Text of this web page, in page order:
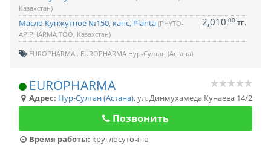
Казахстан)
Масло Кунжутное №150, капс, Planta (PHYTO-
APIPHARMA ТОО, Казахстан)
2,010.00 тг.
EUROPHARMA EUROPHARMA Нур-Султан (Астана)
EUROPHARMA
Адрес: Нур-Султан (Астана),ул. Динмухамеда Кунаева 14/2
Позвонить
Время работы: круглосуточно